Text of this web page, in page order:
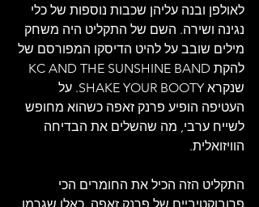
לאולפן ובנה עליהן שכבות נוספות של כלי
נגינה ושירה. השם של התקליט היה משחק
מילים שובב על להיט הדיסקו המפורסם של
שנקרא SHAKE YOUR BOOTY. על
העטיפה הופיע פרנק זאפה כשהוא מחופש
לשייח ערבי, מה שהשלים את הבדיחה
הוויזואלית.
התקליט הזה הכיל את החומרים הכי
פרובוקטיביים של פרנק זאפה, כאלו שגרמו